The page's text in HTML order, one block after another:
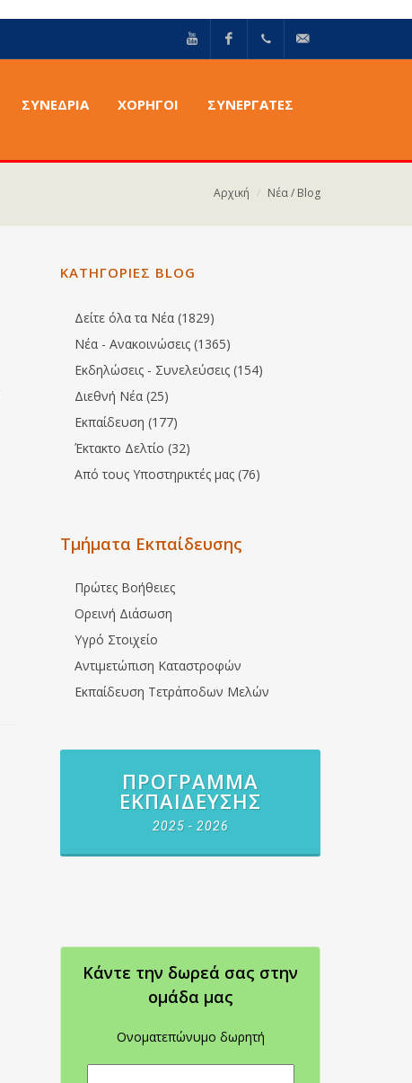
ΣΥΝΈΔΡΙΑ ΧΟΡΗΓΟΙ ΣΥΝΕΡΓΑΤΕΣ
Αρχική Νέα / Blog
ΚΑΤΗΓΟΡΙΕΣ BLOG
Δείτε όλα τα Νέα (1829)
Νέα - Ανακοινώσεις (1365)
Εκδηλώσεις - Συνελεύσεις (154)
Διεθνή Νέα (25)
Εκπαίδευση (177)
Έκτακτο Δελτίο (32)
Από τους Υποστηρικτές μας (76)
Τμήματα Εκπαίδευσης
Πρώτες Βοήθειες
Ορεινή Διάσωση
Υγρό Στοιχείο
Αντιμετώπιση Καταστροφών
Εκπαίδευση Τετράποδων Μελών
ΠΡΌΓΡΑΜΜΑ
ΕΚΠΑΊΔΕΥΣΗΣ
2025 - 2026
Κάντε την δωρεά σας στην
oμάδα μας
Ονοματεπώνυμο δωρητή